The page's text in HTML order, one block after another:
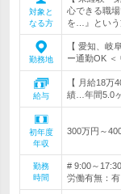
対象と
なる方
心できる職
を…』という
勤務地
【 愛知、
ー通勤OK ＜
給与
【 月給18
績…年間5.0
初年度
年収
300万円～
勤務
時間
# 9:00～
労働有無：